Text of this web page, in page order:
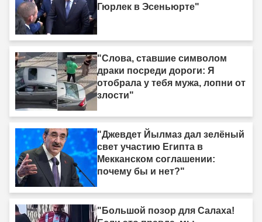
Гюрлек в Эсеньюрте"
"Слова, ставшие символом
драки посреди дороги: Я
отобрала у тебя мужа, лопни от
злости"
"Джевдет Йылмаз дал зелёный
свет участию Египта в
Мекканском соглашении:
почему бы и нет?"
"Большой позор для Салаха!